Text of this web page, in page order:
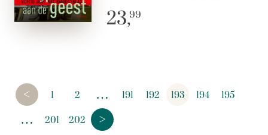
23,99
< 1 2 … 191 192 193 194 195
… 201 202 >